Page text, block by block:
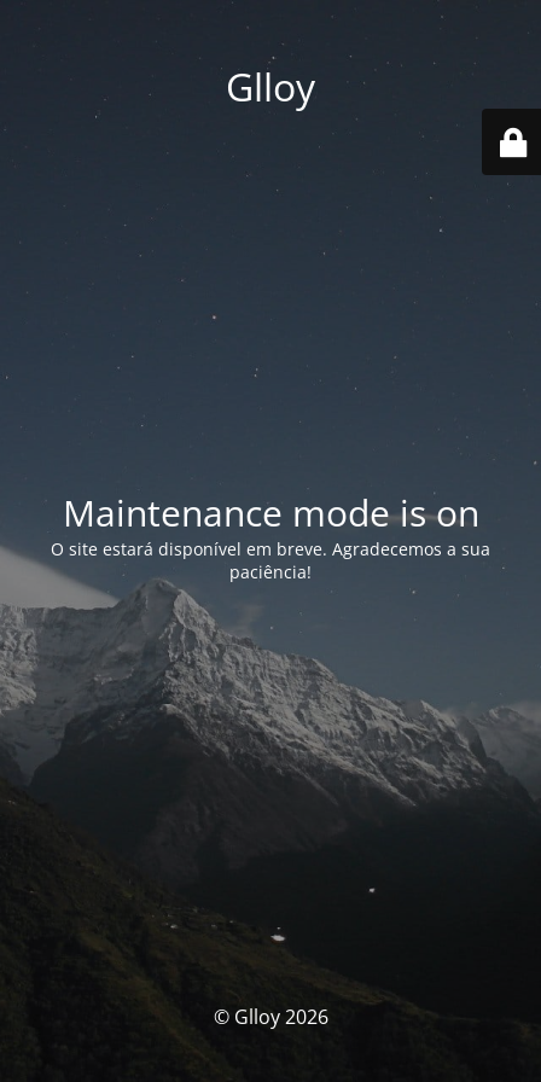
Glloy
Maintenance mode is on
O site estará disponível em breve. Agradecemos a sua
paciência!
© Glloy 2026